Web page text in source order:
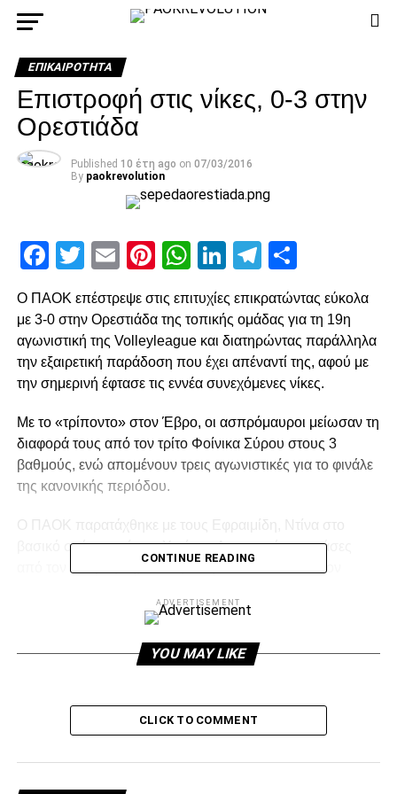
ΕΠΙΚΑΙΡΌΤΗΤΑ
Επιστροφή στις νίκες, 0-3 στην
Ορεστιάδα
Published 10 έτη ago on 07/03/2016
By paokrevolution
Facebook
Twitter
EmailPinterest
WhatsApp
LinkedIn
Telegram
Ο ΠΑΟΚ επέστρεψε στις επιτυχίες επικρατώντας εύκολα
με 3-0 στην Ορεστιάδα της τοπικής ομάδας για τη 19η
αγωνιστική της Volleyleague και διατηρώντας παράλληλα
την εξαιρετική παράδοση που έχει απέναντί της, αφού με
την σημερινή έφτασε τις εννέα συνεχόμενες νίκες.
Με το «τρίποντο» στον Έβρο, οι ασπρόμαυροι μείωσαν τη
διαφορά τους από τον τρίτο Φοίνικα Σύρου στους 3
βαθμούς, ενώ απομένουν τρεις αγωνιστικές για το φινάλε
της κανονικής περιόδου.
Ο ΠΑΟΚ παρατάχθηκε με τους Εφραιμίδη, Ντίνα στο
βασικό σχήμα αντί των Χιμένες, Λι που πήραν ανάσες
από τον Καλμαζίδη, αλλά ξεκίνησε εντυπωσιακά τον
με 0-4 και παρόλο που το σετ είχε πολλά
Ορεστιάδα μείωσε σε 3-4 και 5-6 με τους πρωταθλητές να
Σε εκείνο το σημείο κάποια λάθη την υποδοχή επέτρεψαν
στην Ορεστιάδα να μειώσει αρχικά σε 10-14, να πλησιάσει
CONTINUE READING
ADVERTISEMENT
YOU MAY LIKE
CLICK TO COMMENT